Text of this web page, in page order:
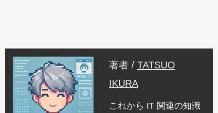
著者 / TATSUO
IKURA
これから IT 関連の知識